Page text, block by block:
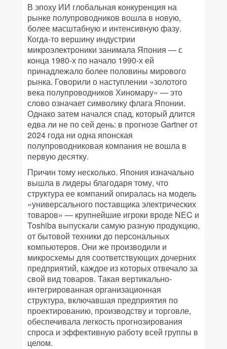
В эпоху ИИ глобальная конкуренция на
рынке полупроводников вошла в новую,
более масштабную и интенсивную фазу.
Когда-то вершину индустрии
микроэлектроники занимала Япония — с
конца 1980-х по начало 1990-х ей
принадлежало более половины мирового
рынка. Говорили о наступлении «золотого
века полупроводников Хиномару» — это
слово означает символику флага Японии.
Однако затем начался спад, который длится
едва ли не по сей день: в прогнозе Gartner от
2024 года ни одна японская
полупроводниковая компания не вошла в
первую десятку.
Причин тому несколько. Япония изначально
вышла в лидеры благодаря тому, что
структура ее компаний опиралась на модель
«универсального поставщика электрических
товаров» — крупнейшие игроки вроде NEC и
Toshiba выпускали самую разную продукцию,
от бытовой техники до персональных
компьютеров. Они же производили и
микросхемы для соответствующих дочерних
предприятий, каждое из которых отвечало за
свой вид товаров. Такая вертикально-
интегрированная организационная
структура, включавшая предприятия по
проектированию, производству и торговле,
обеспечивала легкость прогнозирования
спроса и эффективную работу всей группы в
целом.